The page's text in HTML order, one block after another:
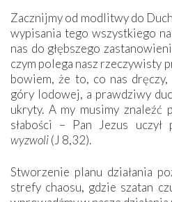
Zacznijmy od modlitwy do
wypisania tego wszystkiego
nas do głębszego
czym polega nasz rzeczywisty
bowiem, że to, co nas
góry lodowej, a prawdziwy
ukryty. A my musimy znaleźć
słabości – Pan Jezus uczył
wyzwoli(J 8,32).
Stworzenie planu działania
strefy chaosu, gdzie szatan